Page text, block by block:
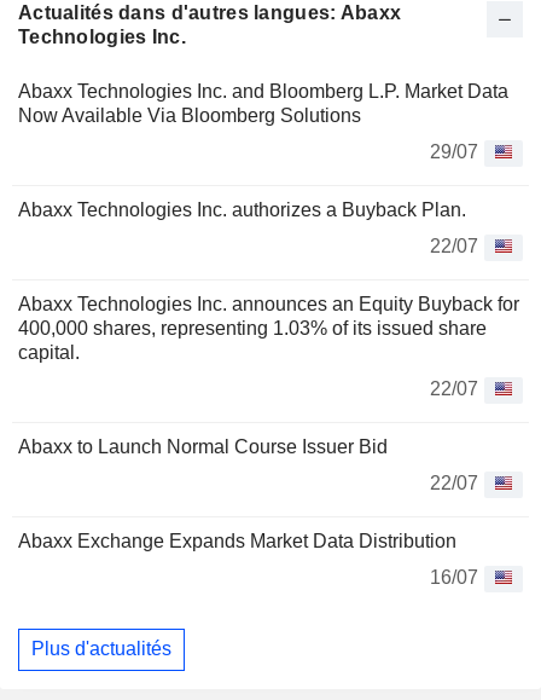
Actualités dans d'autres langues: Abaxx
Technologies Inc.
Abaxx Technologies Inc. and Bloomberg L.P. Market Data
Now Available Via Bloomberg Solutions
29/07
Abaxx Technologies Inc. authorizes a Buyback Plan.
22/07
Abaxx Technologies Inc. announces an Equity Buyback for
400,000 shares, representing 1.03% of its issued share
capital.
22/07
Abaxx to Launch Normal Course Issuer Bid
22/07
Abaxx Exchange Expands Market Data Distribution
16/07
Plus d'actualités